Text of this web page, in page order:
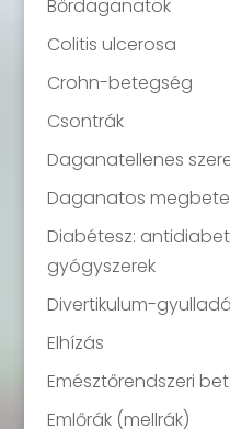
Bőrdaganatok
Colitis ulcerosa
Crohn-betegség
Csontrák
Daganatellenes
Daganatos
Diabétesz:
gyógyszerek
Divertikulum-
Elhízás
Emésztőrendszeri
Emlőrák (mellrák)